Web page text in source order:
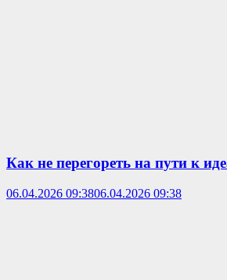
Как не перегореть на пути к
06.04.2026 09:3806.04.2026 09:38